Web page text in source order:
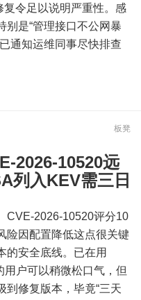
令足以说明严重性。感
别是“管理接口不公网暴
通知运维同事尽快排查
板凳
2026-10520远
列入KEV需三日
CVE-2026-10520评分10
险因配置降低这点很关键
安全底线。已在用
用户可以稍微松口气，但
到修复版本，毕竟“三天